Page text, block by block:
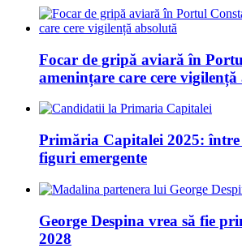
Focar de gripă aviară în
amenințare care cere vigilență
Primăria Capitalei 2025:
figuri emergente
George Despina vrea să fie
2028